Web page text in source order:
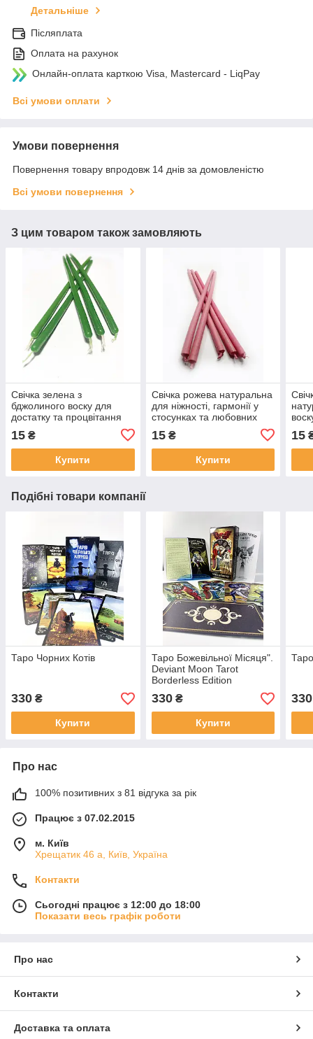
Детальніше
Післяплата
Оплата на рахунок
Онлайн-оплата карткою Visa, Mastercard - LiqPay
Всі умови оплати
Умови повернення
Повернення товару впродовж 14 днів за домовленістю
Всі умови повернення
З цим товаром також замовляють
Свічка зелена з
бджолиного воску для
достатку та процвітання
ритуальна від виробника
15 ₴
Купити
Свічка рожева натуральна
для ніжності, гармонії у
стосунках та любовних
15₴
Купити
15
Подібні товари компанії
Таро Чорних Котів
330 ₴
Купити
Таро Божевільної Місяця".
Deviant Moon Tarot
Borderless Edition
330₴
Купити
330
Про нас
100% позитивних з 81 відгука за рік
Працює з 07.02.2015
м. Київ
Хрещатик 46 а, Київ, Україна
Контакти
Сьогодні працює з 12:00 до 18:00
Показати весь графік роботи
Про нас
Контакти
Доставка та оплата